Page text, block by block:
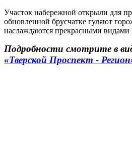
Участок набережной открыли для
обновленной брусчатке гуляют
наслаждаются прекрасными видами
Подробности смотрите в
«Тверской Проспект -